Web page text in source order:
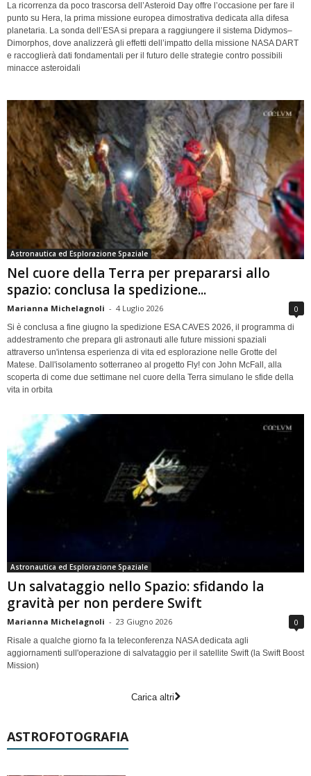
La ricorrenza da poco trascorsa dell’Asteroid Day offre l’occasione per fare il
punto su Hera, la prima missione europea dimostrativa dedicata alla difesa
planetaria. La sonda dell’ESA si prepara a raggiungere il sistema Didymos–
Dimorphos, dove analizzerà gli effetti dell’impatto della missione NASA DART
e raccoglierà dati fondamentali per il futuro delle strategie contro possibili
minacce asteroidali
Astronautica ed Esplorazione Spaziale
Nel cuore della Terra per prepararsi allo
spazio: conclusa la spedizione...
Marianna Michelagnoli - 4 Luglio 2026 0
Si è conclusa a fine giugno la spedizione ESA CAVES 2026, il programma di
addestramento che prepara gli astronauti alle future missioni spaziali
attraverso un'intensa esperienza di vita ed esplorazione nelle Grotte del
Matese. Dall'isolamento sotterraneo al progetto Fly! con John McFall, alla
scoperta di come due settimane nel cuore della Terra simulano le sfide della
vita in orbita
Astronautica ed Esplorazione Spaziale
Un salvataggio nello Spazio: sfidando la
gravità per non perdere Swift
Marianna Michelagnoli - 23 Giugno 2026 0
Risale a qualche giorno fa la teleconferenza NASA dedicata agli
aggiornamenti sull'operazione di salvataggio per il satellite Swift (la Swift Boost
Mission)
Carica altri
ASTROFOTOGRAFIA